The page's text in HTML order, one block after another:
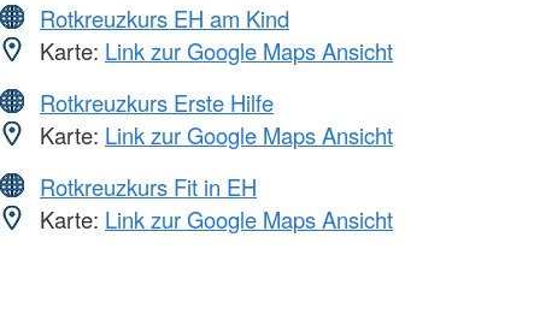
Rotkreuzkurs EH am Kind
Karte: Link zur Google Maps Ansicht
Rotkreuzkurs Erste Hilfe
Karte: Link zur Google Maps Ansicht
Rotkreuzkurs Fit in EH
Karte: Link zur Google Maps Ansicht